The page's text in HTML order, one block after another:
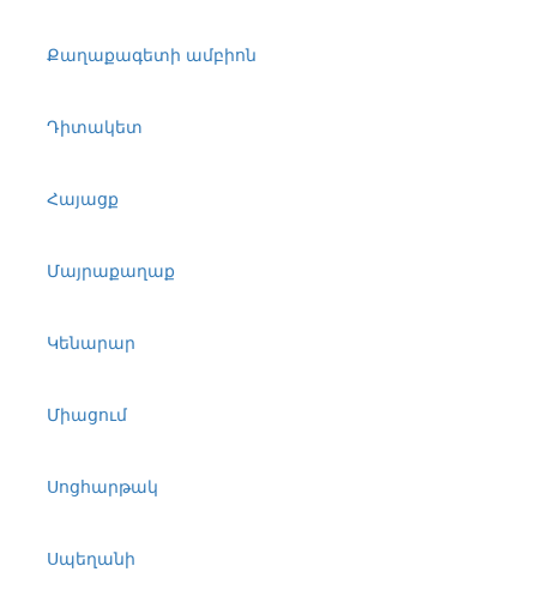
Քաղաքագետի ամբիոն
Դիտակետ
Հայացք
Մայրաքաղաք
Կենարար
Միացում
Սոցհարթակ
Սպեղանի